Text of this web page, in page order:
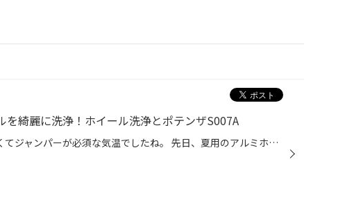
を綺麗に洗浄！ホイール洗浄とポテンザS007A
こんにちは！ 今日は寒くてジャンパーが必須な気温でしたね。 先日、夏用のアルミホイールに最近新しく始まった 「ホイール洗浄」を行いました。 ホイール洗浄 DC2インテグラの後期ホイールということで、 どうしても年式相応の塗装の剥がれや、ガリキズがありますが 通常では取りきれない焼きつい...